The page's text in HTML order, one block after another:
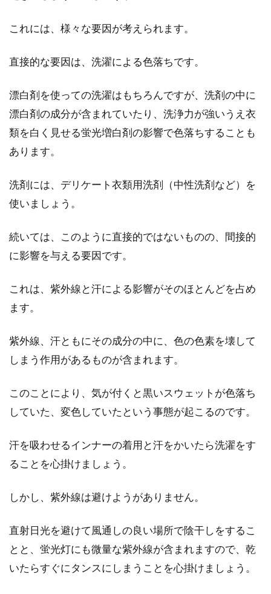
上手に簡単に！スカートに合わせた
すか。シンプルなセミタイトスカートです
か。...
盤の歪みに有り？対策方法
いて歩い...
コートやジャケット、スカートなどの衣服には
裏地のついたものがありますよね。裏地がある
ンズに人気のものを探そう
ため、1年中同じトップスで過ごすというわけ...
ブルゾンを使ったレディースコー
デ！ポイントを押さえよう
これには、様々な要因が考えられます。
直接的な要因は、洗濯による色落ちです。
漂白剤を使っての洗濯はもちろんですが、洗剤の中に
漂白剤の成分が含まれていたり、洗浄力が強いうえ衣
類を白く見せる蛍光増白剤の影響で色落ちすることも
あります。
洗剤には、デリケート衣類用洗剤（中性洗剤など）を
使いましょう。
続いては、このように直接的ではないものの、間接的
に影響を与える要因です。
これは、紫外線と汗による影響がそのほとんどを占め
ます。
紫外線、汗ともにその成分の中に、色の色素を壊して
しまう作用があるものが含まれます。
このことにより、気が付くと黒いスウェットが色落ち
していた、変色していたという事態が起こるのです。
汗を吸わせるインナーの着用と汗をかいたら洗濯をす
ることを心掛けましょう。
しかし、紫外線は避けようがありません。
直射日光を避けて風通しの良い場所で陰干しをするこ
とと、蛍光灯にも微量な紫外線が含まれますので、乾
いたらすぐにタンスにしまうことを心掛けましょう。